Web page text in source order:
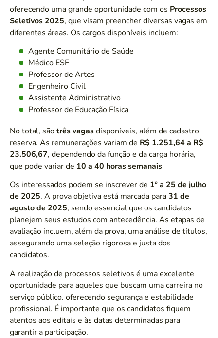
oferecendo uma grande oportunidade com os Processos
Seletivos 2025, que visam preencher diversas vagas em
diferentes áreas. Os cargos disponíveis incluem:
Agente Comunitário de Saúde
Médico ESF
Professor de Artes
Engenheiro Civil
Assistente Administrativo
Professor de Educação Física
No total, sãotrês vagasdisponíveis, além de cadastro
reserva. As remunerações variam de R$ 1.251,64 a R$
23.506,67, dependendo da função e da carga horária,
que pode variar de 10 a 40 horas semanais.
Os interessados podem se inscrever de 1º a 25 de julho
de 2025. A prova objetiva está marcada para31 de
agosto de 2025, sendo essencial que os candidatos
planejem seus estudos com antecedência. As etapas de
avaliação incluem, além da prova, uma análise de títulos,
assegurando uma seleção rigorosa e justa dos
candidatos.
A realização de processos seletivos é uma excelente
oportunidade para aqueles que buscam uma carreira no
serviço público, oferecendo segurança e estabilidade
profissional. É importante que os candidatos fiquem
atentos aos editais e às datas determinadas para
garantir a participação.